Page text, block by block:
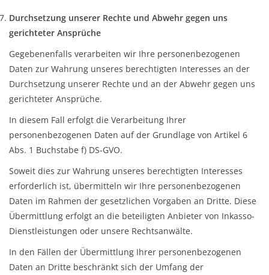
Durchsetzung unserer Rechte und Abwehr gegen uns
gerichteter Ansprüche
Gegebenenfalls verarbeiten wir Ihre personenbezogenen
Daten zur Wahrung unseres berechtigten Interesses an der
Durchsetzung unserer Rechte und an der Abwehr gegen uns
gerichteter Ansprüche.
In diesem Fall erfolgt die Verarbeitung Ihrer
personenbezogenen Daten auf der Grundlage von Artikel 6
Abs. 1 Buchstabe f) DS-GVO.
Soweit dies zur Wahrung unseres berechtigten Interesses
erforderlich ist, übermitteln wir Ihre personenbezogenen
Daten im Rahmen der gesetzlichen Vorgaben an Dritte. Diese
Übermittlung erfolgt an die beteiligten Anbieter von Inkasso-
Dienstleistungen oder unsere Rechtsanwälte.
In den Fällen der Übermittlung Ihrer personenbezogenen
Daten an Dritte beschränkt sich der Umfang der